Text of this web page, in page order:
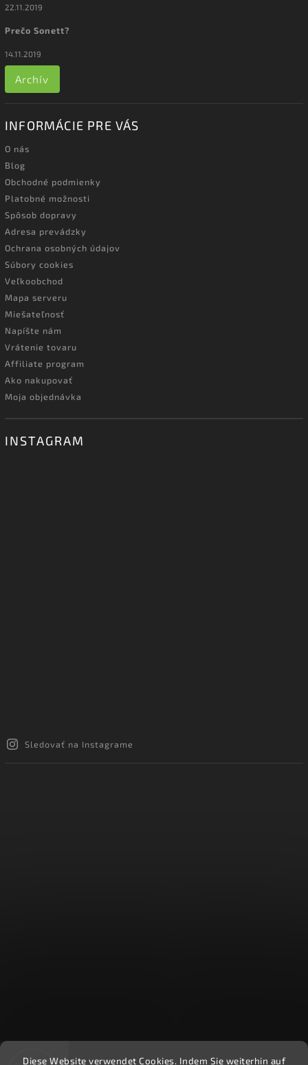
Diese Website verwendet Cookies. Indem Sie weiterhin auf
22.11.2019
Prečo Sonett?
14.11.2019
Archív
INFORMÁCIE PRE VÁS
O nás
Blog
Obchodné podmienky
Platobné možnosti
Spôsob dopravy
Adresa prevádzky
Ochrana osobných údajov
Súbory cookies
Veľkoobchod
Mapa serveru
Miešateľnosť
Napíšte nám
Vrátenie tovaru
Affiliate program
Ako nakupovať
Moja objednávka
INSTAGRAM
Sledovať na Instagrame